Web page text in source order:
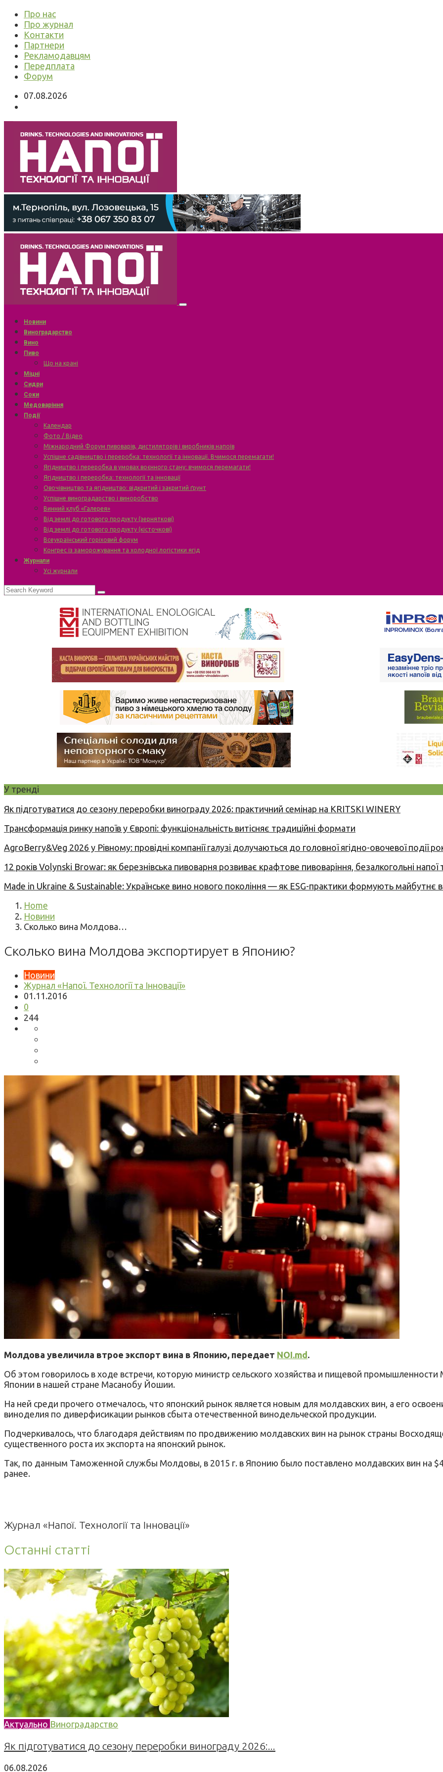
Про нас
Про журнал
Контакти
Партнери
Рекламодавцям
Передплата
Форум
07.08.2026
Новини
Виноградарство
Вино
Пиво
Що на крані
Міцні
Сидри
Соки
Медоваріння
Події
Календар
Фото / Відео
Міжнародний Форум пивоварів, дистиляторів і виробників напоїв
Успішне садівництво і переробка: технології та інновації. Вчимося перемагати!
Ягідництво і переробка в умовах воєнного стану: вчимося перемагати!
Ягідництво і переробка: технології та інновації
Овочівництво та ягідництво: відкритий і закритий ґрунт
Успішне виноградарство і виноробство
Винний клуб «Галерея»
Від землі до готового продукту (зерняткові)
Від землі до готового продукту (кісточкові)
Всеукраїнський горіховий форум
Конгрес із заморожування та холодної логістики ягід
Журнали
Усі журнали
У тренді
Як підготуватися до сезону переробки винограду 2026: практичний семінар на KRITSKI WINERY
Трансформація ринку напоїв у Європі: функціональність витісняє традиційні формати
AgroBerry&Veg 2026 у Рівному: провідні компанії галузі долучаються до головної ягідно-овочевої події
12 років Volynski Browar: як березнівська пивоварня розвиває крафтове пивоваріння, безалкогольні напої
Made in Ukraine & Sustainable: Українське вино нового покоління — як ESG-практики формують майбутнє
Home
Новини
Сколько вина Молдова…
Сколько вина Молдова экспортирует в Японию?
Новини
Журнал «Напої. Технології та Інновації»
01.11.2016
0
244
Молдова увеличила втрое экспорт вина в Японию, передает NOI.md.
Об этом говорилось в ходе встречи, которую министр сельского хозяйства и пищевой
Японии в нашей стране Масанобу Йошии.
На ней среди прочего отмечалось, что японский рынок является новым для молдавских вин, а его
виноделия по диверфисикации рынков сбыта отечественной винодельческой продукции.
Подчеркивалось, что благодаря действиям по продвижению молдавских вин на рынок страны
существенного роста их экспорта на японский рынок.
Так, по данным Таможенной службы Молдовы, в 2015 г. в Японию было поставлено молдавских вин на
ранее.
Журнал «Напої. Технології та Інновації»
Останні статті
Актуально Виноградарство
Як підготуватися до сезону переробки винограду 2026:...
06.08.2026